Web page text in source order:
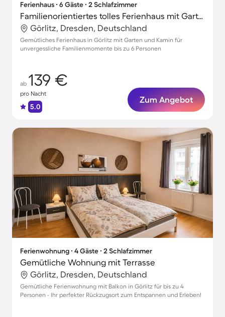
Ferienhaus ∙ 6 Gäste ∙ 2 Schlafzimmer
Familienorientiertes tolles Ferienhaus mit Garten, Terrasse und Grill | Perfekt für die Arbeit von Zuhause
Görlitz, Dresden, Deutschland
Gemütliches Ferienhaus in Görlitz mit Garten und Kamin für
unvergessliche Familienmomente bis zu 6 Personen
ab 139 €
pro Nacht
5.0
Zum Angebot
Ferienwohnung ∙ 4 Gäste ∙ 2 Schlafzimmer
Gemütliche Wohnung mit Terrasse
Görlitz, Dresden, Deutschland
Gemütliche Ferienwohnung mit Balkon in Görlitz für bis zu 4
Personen - Ihr perfekter Rückzugsort zum Entspannen und Erleben!